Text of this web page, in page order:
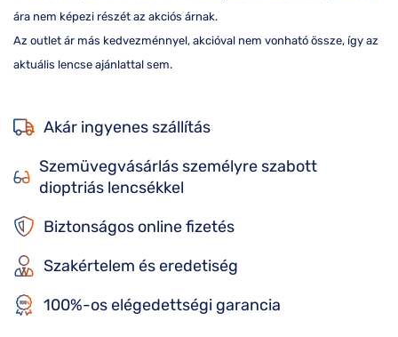
ára nem képezi részét az akciós árnak.
Az outlet ár más kedvezménnyel, akcióval nem vonható össze, így az
aktuális lencse ajánlattal sem.
Akár ingyenes szállítás
Szemüvegvásárlás személyre szabott
dioptriás lencsékkel
Biztonságos online fizetés
Szakértelem és eredetiség
100%-os elégedettségi garancia